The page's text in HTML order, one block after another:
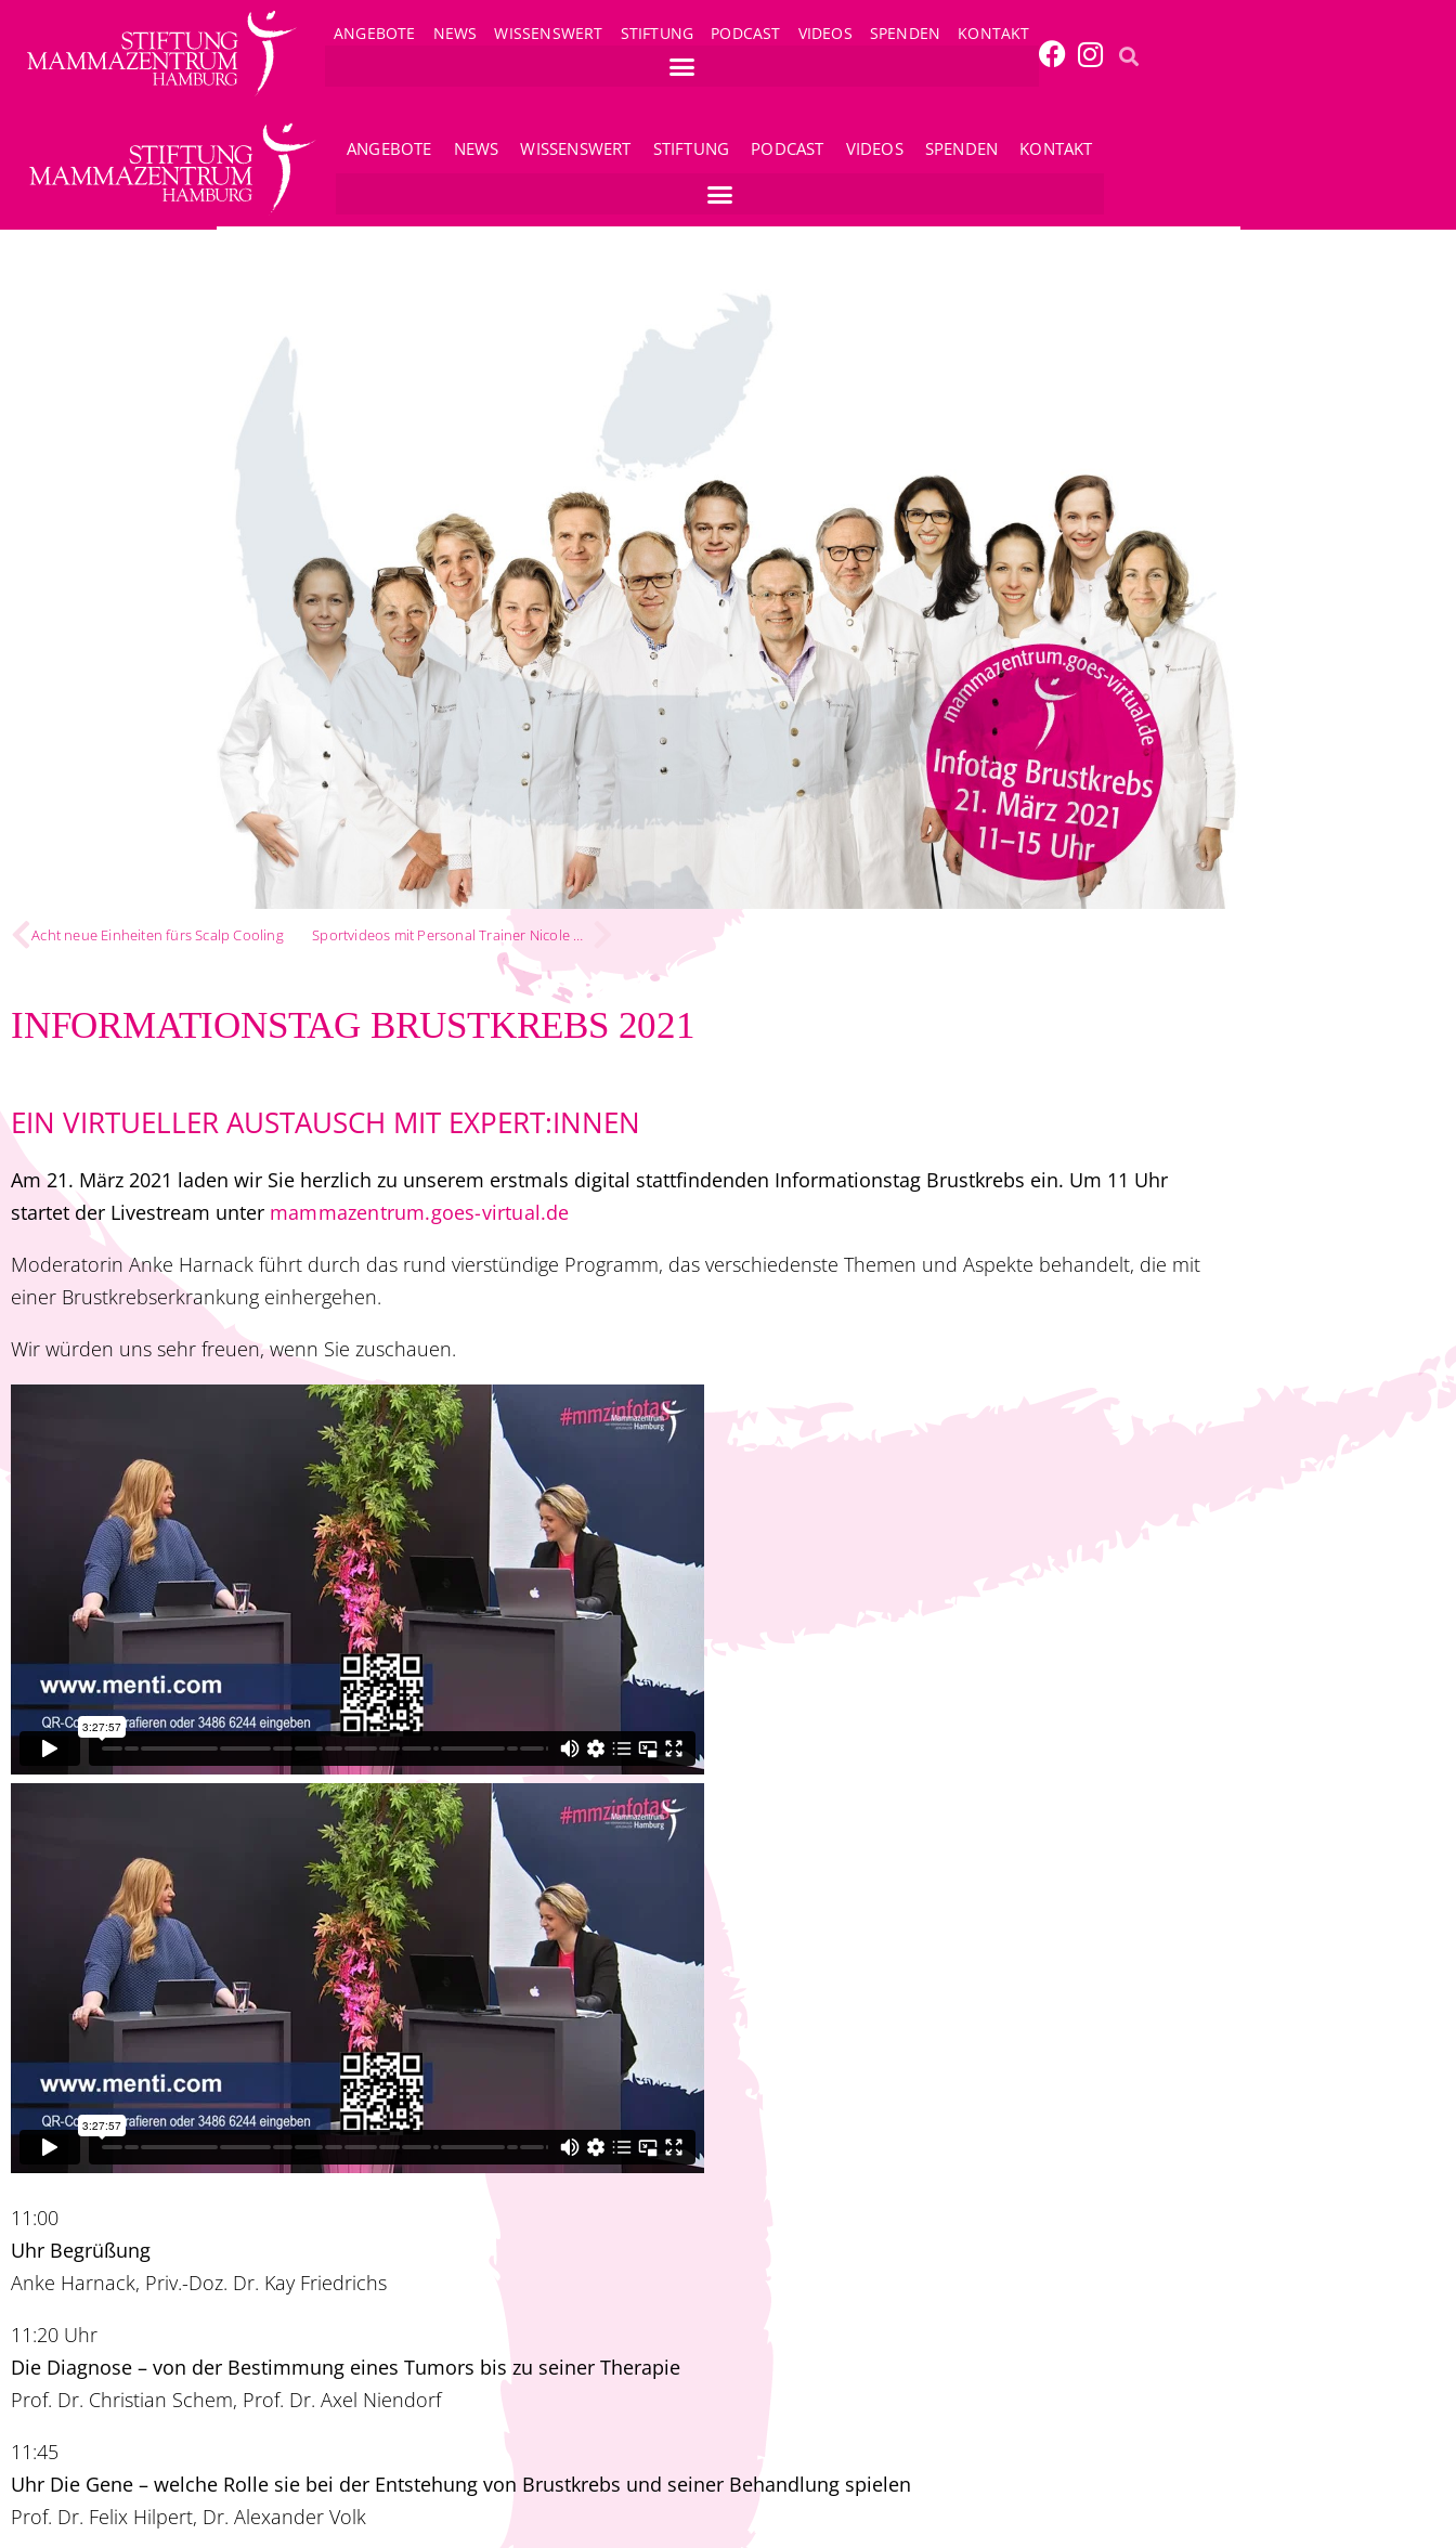
ANGEBOTE NEWS WISSENSWERT STIFTUNG PODCAST VIDEOS SPENDEN KONTAKT
ANGEBOTE NEWS WISSENSWERT STIFTUNG PODCAST VIDEOS SPENDEN KONTAKT
Acht neue Einheiten fürs Scalp Cooling Sportvideos mit Personal Trainer Nicole Heintke
INFORMATIONSTAG BRUSTKREBS 2021
EIN VIRTUELLER AUSTAUSCH MIT EXPERT:INNEN
Am 21. März 2021 laden wir Sie herzlich zu unserem erstmals digital stattfindenden Informationstag Brustkrebs ein. Um 11 Uhr
startet der Livestream unter mammazentrum.goes-virtual.de
Moderatorin Anke Harnack führt durch das rund vierstündige Programm, das verschiedenste Themen und Aspekte behandelt, die mit
einer Brustkrebserkrankung einhergehen.
Wir würden uns sehr freuen, wenn Sie zuschauen.
11:00
Uhr Begrüßung
Anke Harnack, Priv.-Doz. Dr. Kay Friedrichs
11:20 Uhr
Die Diagnose – von der Bestimmung eines Tumors bis zu seiner Therapie
Prof. Dr. Christian Schem, Prof. Dr. Axel Niendorf
11:45
Uhr Die Gene – welche Rolle sie bei der Entstehung von Brustkrebs und seiner Behandlung spielen
Prof. Dr. Felix Hilpert, Dr. Alexander Volk